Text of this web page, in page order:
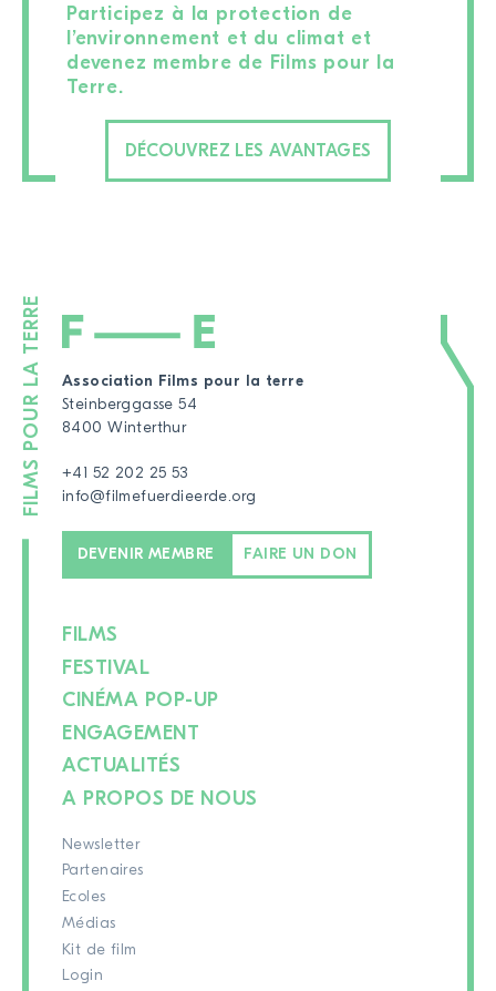
Participez à la protection de
l’environnement et du climat et
devenez membre de Films pour la
Terre.
DÉCOUVREZ LES AVANTAGES
Association Films pour la terre
Steinberggasse 54
8400 Winterthur
+41 52 202 25 53
info@filmefuerdieerde.org
DEVENIR MEMBRE FAIRE UN DON
FILMS
FESTIVAL
CINÉMA POP-UP
ENGAGEMENT
ACTUALITÉS
A PROPOS DE NOUS
Newsletter
Partenaires
Ecoles
Médias
Kit de film
Login